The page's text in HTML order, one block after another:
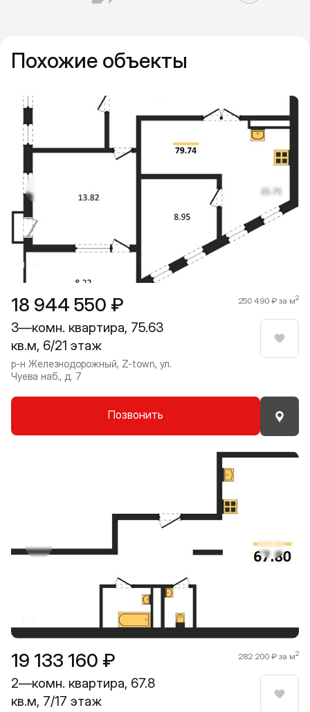
Похожие объекты
18 944 550 ₽ 250 490 ₽ за м2
3—комн. квартира, 75.63
кв.м, 6/21 этаж
р-н Железнодорожный, Z-town, ул.
Чуева наб., д. 7
Позвонить
1 / 9
19 133 160 ₽ 282 200 ₽ за м2
2—комн. квартира, 67.8
кв.м, 7/17 этаж
Прокрутить влево